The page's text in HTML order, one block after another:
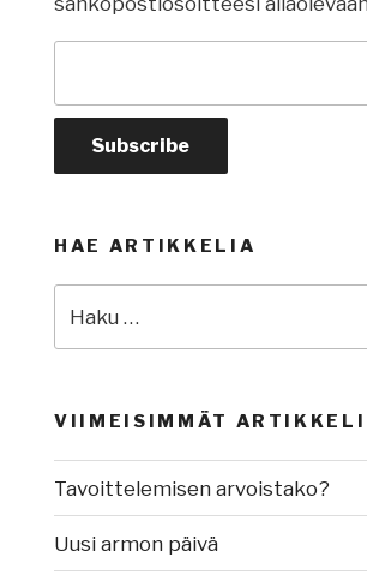
HAE ARTIKKELIA
VIIMEISIMMÄT
Tavoittelemisen arvoistako?
Uusi armon päivä